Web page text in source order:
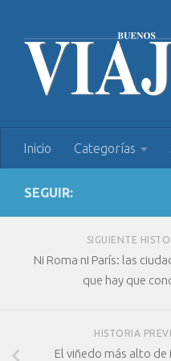
Inicio Categorías
SEGUIR:
SIGUIENTE
Ni Roma ni París: las
que hay que
HISTORIA
El viñedo más alto de